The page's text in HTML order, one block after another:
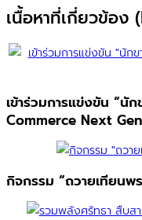
เนื้อหาที่เกี่ยวข้อง
เข้าร่วมการแข่งขัน “นั
Commerce Next
กิจกรรม “ถวายเทียนพ